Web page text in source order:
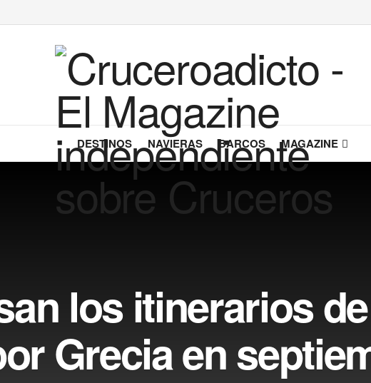
DESTINOS NAVIERAS BARCOS MAGAZINE
los itinerarios
Grecia en